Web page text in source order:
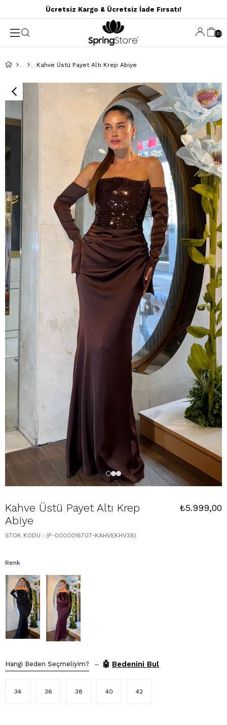
Ücretsiz Kargo & Ücretsiz İade Fırsatı!
0
Kahve Üstü Payet Altı Krep Abiye
Kahve Üstü Payet Altı Krep
Abiye
₺5.999,00
STOK KODU (P-0000016707-KAHVEKHV38)
Renk
Hangi Beden Seçmeliyim? – 🤖 Bedenini Bul
34 36 38 40 42